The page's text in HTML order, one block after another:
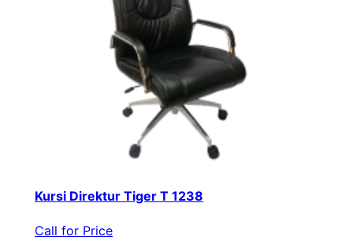
Kursi Direktur Tiger T 1238
Call for Price